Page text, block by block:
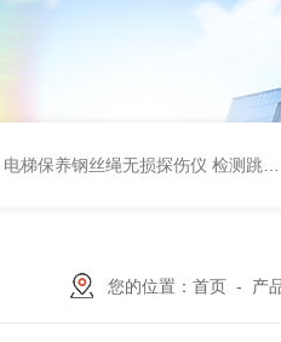
电梯保养钢丝绳无损探伤仪 检测跳丝/断丝
您的位置： 首页- 产